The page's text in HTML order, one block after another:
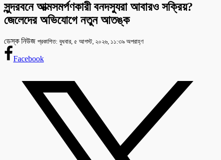
সুন্দরবনে আত্মসমর্পণকারী বনদস্যুরা আবারও সক্রিয়?
জেলেদের অভিযোগে নতুন আতঙ্ক
ডেস্ক নিউজ প্রকাশিত: বুধবার, ৫ আগস্ট, ২০২৬, ১১:৩৯ অপরাহ্ণ
Facebook